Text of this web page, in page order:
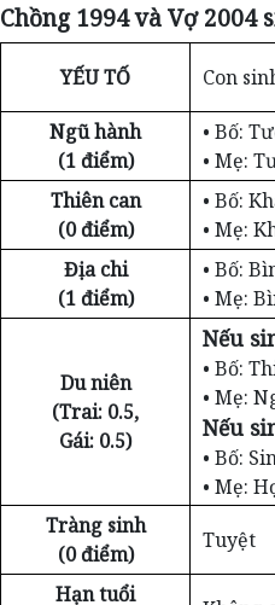
Chồng 1994 và Vợ 2004
YẾU TỐ Con
Ngũ hành
(1 điểm)
• Bố:
• Mẹ:
Thiên can
(0 điểm)
• Bố:
• Mẹ:
Địa chi
(1 điểm)
• Bố:
• Mẹ:
Du niên
(Trai: 0.5,
Gái: 0.5)
Nếu
• Bố:
• Mẹ:
Nếu
• Bố:
• Mẹ:
Tràng sinh
(0 điểm)
Tuyệt
Hạn tuổi